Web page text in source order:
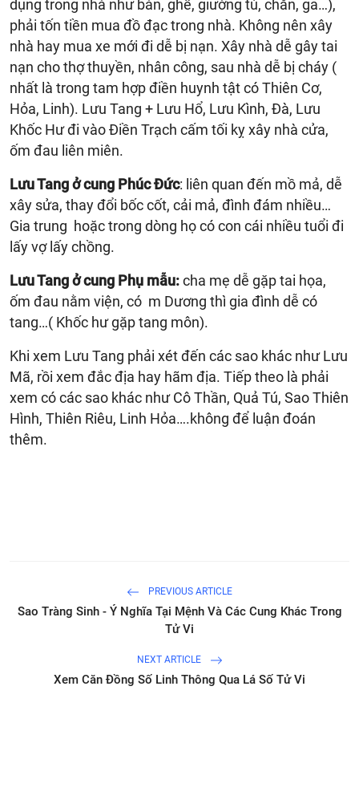
dụng trong nhà như bàn, ghế, giường tủ, chăn, ga…),
phải tốn tiền mua đồ đạc trong nhà. Không nên xây
nhà hay mua xe mới đi dễ bị nạn. Xây nhà dễ gây tai
nạn cho thợ thuyền, nhân công, sau nhà dễ bị cháy (
nhất là trong tam hợp điền huynh tật có Thiên Cơ,
Hỏa, Linh). Lưu Tang + Lưu Hổ, Lưu Kình, Đà, Lưu
Khốc Hư đi vào Điền Trạch cấm tối kỵ xây nhà cửa,
ốm đau liên miên.
Lưu Tang ở cung Phúc Đức: liên quan đến mồ mả, dễ
xây sửa, thay đổi bốc cốt, cải mả, đình đám nhiều…
Gia trung hoặc trong dòng họ có con cái nhiều tuổi đi
lấy vợ lấy chồng.
Lưu Tang ở cung Phụ mẫu:cha mẹ dễ gặp tai họa,
ốm đau nằm viện, có m Dương thì gia đình dễ có
tang…( Khốc hư gặp tang môn).
Khi xem Lưu Tang phải xét đến các sao khác như Lưu
Mã, rồi xem đắc địa hay hãm địa. Tiếp theo là phải
xem có các sao khác như Cô Thần, Quả Tú, Sao Thiên
Hình, Thiên Riêu, Linh Hỏa….không để luận đoán
thêm.
PREVIOUS ARTICLE
Sao Tràng Sinh - Ý Nghĩa Tại Mệnh Và Các Cung Khác Trong
Tử Vi
NEXT ARTICLE
Xem Căn Đồng Số Linh Thông Qua Lá Số Tử Vi